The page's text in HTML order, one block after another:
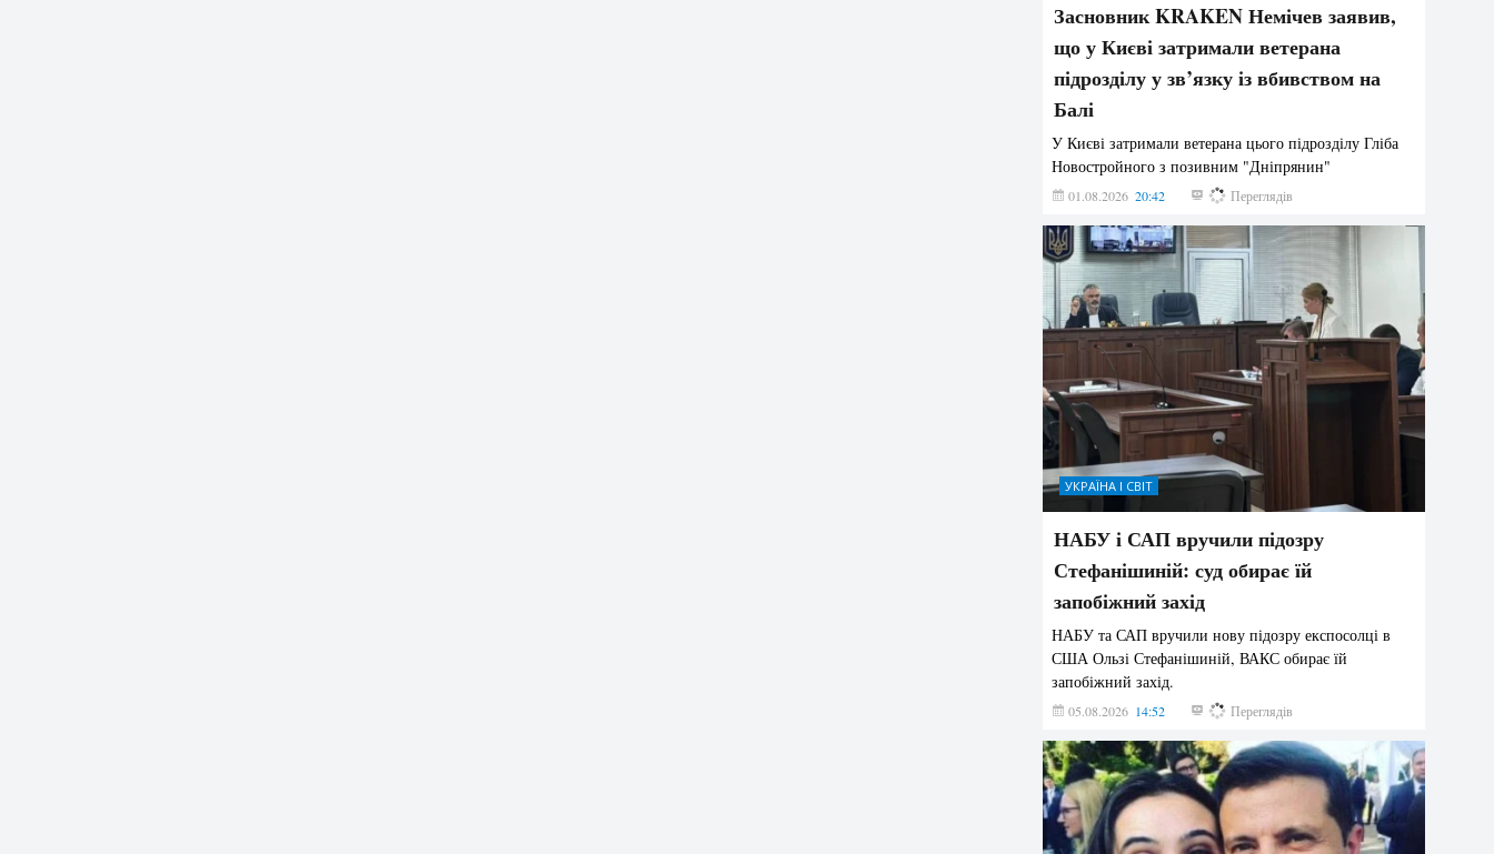
Засновник KRAKEN Немічев заявив,
що у Києві затримали ветерана
підрозділу у зв’язку із вбивством на
Балі
У Києві затримали ветерана цього підрозділу Гліба
Новостройного з позивним "Дніпрянин"
01.08.2026 20:42 199 Переглядів
УКРАЇНА І СВІТ
НАБУ і САП вручили підозру
Стефанішиній: суд обирає їй
запобіжний захід
НАБУ та САП вручили нову підозру експосолці в
США Ользі Стефанішиній, ВАКС обирає їй
запобіжний захід.
05.08.2026 14:52 161 Переглядів